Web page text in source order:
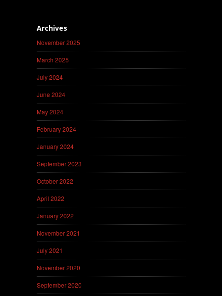
Archives
November 2025
March 2025
July 2024
June 2024
May 2024
February 2024
January 2024
September 2023
October 2022
April 2022
January 2022
November 2021
July 2021
November 2020
September 2020